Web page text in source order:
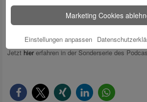
Welches Potenzial steckt hinter Blockchain,
Jetzt hier erfahren in der Sonderserie des
Marketing Cookies
Einstellungen anpassen